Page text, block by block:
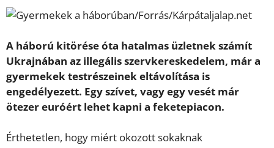
A háború kitörése óta hatalmas üzletnek számít
Ukrajnában az illegális szervkereskedelem, már a
gyermekek testrészeinek eltávolítása is
engedélyezett. Egy szívet, vagy egy vesét már
ötezer euróért lehet kapni a feketepiacon.
Érthetetlen, hogy miért okozott sokaknak